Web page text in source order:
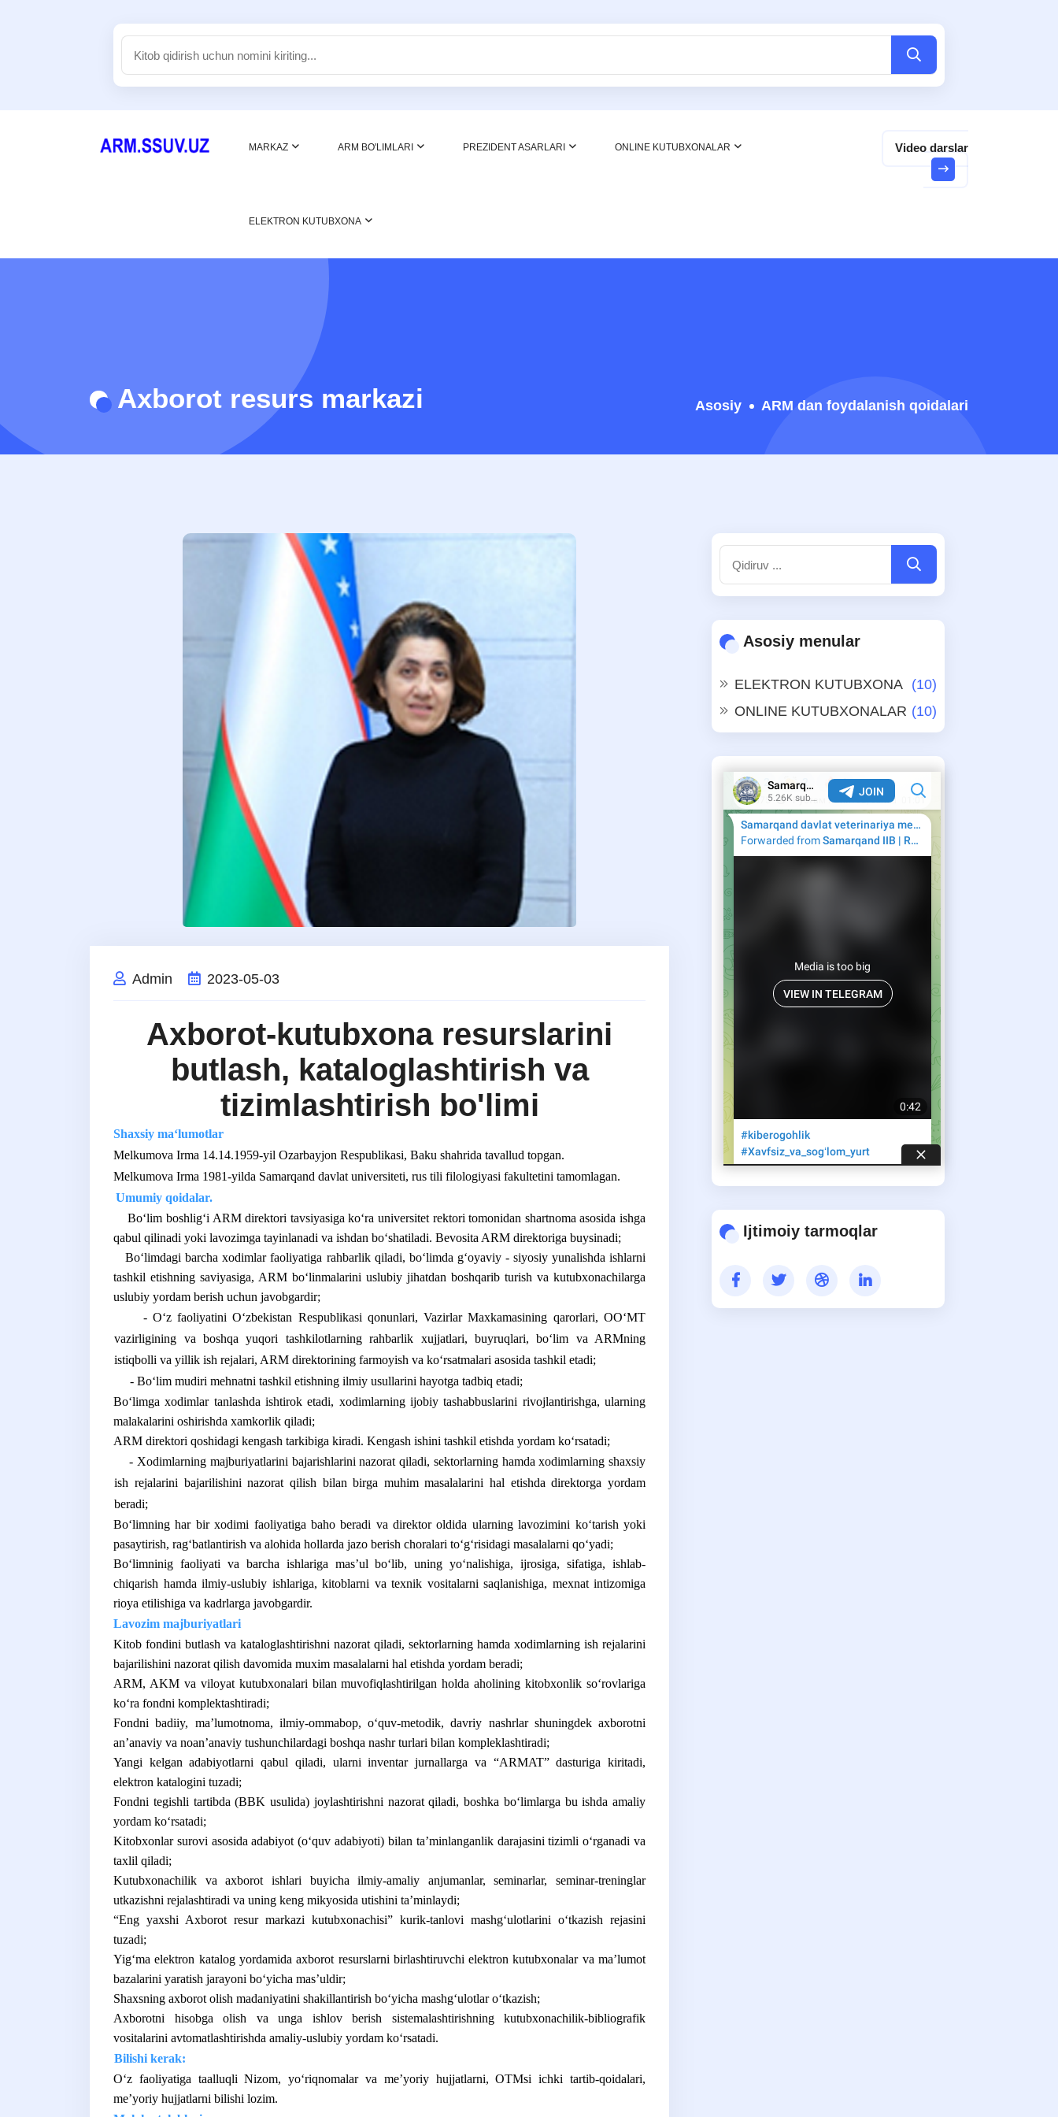
MARKAZ ARM BO'LIMLARI PREZIDENT ASARLARI ONLINE KUTUBXONALAR
ELEKTRON KUTUBXONA
Video darslar
Axborot resurs markazi Asosiy ARM dan foydalanish qoidalari
Admin 2023-05-03
Axborot-kutubxona resurslarini
butlash, kataloglashtirish va
tizimlashtirish bo'limi
Shaxsiy ma‘lumotlar
Melkumova Irma 14.14.1959-yil Ozarbayjon Respublikasi, Baku shahrida tavallud topgan.
Melkumova Irma 1981-yilda Samarqand davlat universiteti, rus tili filologiyasi fakultetini tamomlagan.
Umumiy qoidalar.
Boʻlim boshligʻi ARM direktori tavsiyasiga koʻra universitet rektori tomonidan shartnoma asosida ishga
qabul qilinadi yoki lavozimga tayinlanadi va ishdan boʻshatiladi. Bevosita ARM direktoriga buysinadi;
Boʻlimdagi barcha xodimlar faoliyatiga rahbarlik qiladi, boʻlimda gʻoyaviy - siyosiy yunalishda ishlarni
tashkil etishning saviyasiga, ARM boʻlinmalarini uslubiy jihatdan boshqarib turish va kutubxonachilarga
uslubiy yordam berish uchun javobgardir;
- Oʻz faoliyatini Oʻzbekistan Respublikasi qonunlari, Vazirlar Maxkamasining qarorlari, OOʻMT
vazirligining va boshqa yuqori tashkilotlarning rahbarlik xujjatlari, buyruqlari, boʻlim va ARMning
istiqbolli va yillik ish rejalari, ARM direktorining farmoyish va koʻrsatmalari asosida tashkil etadi;
- Boʻlim mudiri mehnatni tashkil etishning ilmiy usullarini hayotga tadbiq etadi;
Boʻlimga xodimlar tanlashda ishtirok etadi, xodimlarning ijobiy tashabbuslarini rivojlantirishga, ularning
malakalarini oshirishda xamkorlik qiladi;
ARM direktori qoshidagi kengash tarkibiga kiradi. Kengash ishini tashkil etishda yordam koʻrsatadi;
- Xodimlarning majburiyatlarini bajarishlarini nazorat qiladi, sektorlarning hamda xodimlarning shaxsiy
ish rejalarini bajarilishini nazorat qilish bilan birga muhim masalalarini hal etishda direktorga yordam
beradi;
Boʻlimning har bir xodimi faoliyatiga baho beradi va direktor oldida ularning lavozimini koʻtarish yoki
pasaytirish, ragʻbatlantirish va alohida hollarda jazo berish choralari toʻgʻrisidagi masalalarni qoʻyadi;
Boʻlimninig faoliyati va barcha ishlariga masʼul boʻlib, uning yoʻnalishiga, ijrosiga, sifatiga, ishlab-
chiqarish hamda ilmiy-uslubiy ishlariga, kitoblarni va texnik vositalarni saqlanishiga, mexnat intizomiga
rioya etilishiga va kadrlarga javobgardir.
Lavozim majburiyatlari
Kitob fondini butlash va kataloglashtirishni nazorat qiladi, sektorlarning hamda xodimlarning ish rejalarini
bajarilishini nazorat qilish davomida muxim masalalarni hal etishda yordam beradi;
ARM, AKM va viloyat kutubxonalari bilan muvofiqlashtirilgan holda aholining kitobxonlik soʻrovlariga
koʻra fondni komplektashtiradi;
Fondni badiiy, maʼlumotnoma, ilmiy-ommabop, oʻquv-metodik, davriy nashrlar shuningdek axborotni
anʼanaviy va noanʼanaviy tushunchilardagi boshqa nashr turlari bilan kompleklashtiradi;
Yangi kelgan adabiyotlarni qabul qiladi, ularni inventar jurnallarga va “ARMAT” dasturiga kiritadi,
elektron katalogini tuzadi;
Fondni tegishli tartibda (BBK usulida) joylashtirishni nazorat qiladi, boshka boʻlimlarga bu ishda amaliy
yordam koʻrsatadi;
Kitobxonlar surovi asosida adabiyot (oʻquv adabiyoti) bilan taʼminlanganlik darajasini tizimli oʻrganadi va
taxlil qiladi;
Kutubxonachilik va axborot ishlari buyicha ilmiy-amaliy anjumanlar, seminarlar, seminar-treninglar
utkazishni rejalashtiradi va uning keng mikyosida utishini taʼminlaydi;
“Eng yaxshi Axborot resur markazi kutubxonachisi” kurik-tanlovi mashgʻulotlarini oʻtkazish rejasini
tuzadi;
Yigʻma elektron katalog yordamida axborot resurslarni birlashtiruvchi elektron kutubxonalar va maʼlumot
bazalarini yaratish jarayoni boʻyicha masʼuldir;
Shaxsning axborot olish madaniyatini shakillantirish boʻyicha mashgʻulotlar oʻtkazish;
Axborotni hisobga olish va unga ishlov berish sistemalashtirishning kutubxonachilik-bibliografik
vositalarini avtomatlashtirishda amaliy-uslubiy yordam koʻrsatadi.
Bilishi kerak:
Oʻz faoliyatiga taalluqli Nizom, yoʻriqnomalar va meʼyoriy hujjatlarni, OTMsi ichki tartib-qoidalari,
meʼyoriy hujjatlarni bilishi lozim.
Asosiy menular
ELEKTRON KUTUBXONA (10)
ONLINE KUTUBXONALAR (10)
Ijtimoiy tarmoqlar